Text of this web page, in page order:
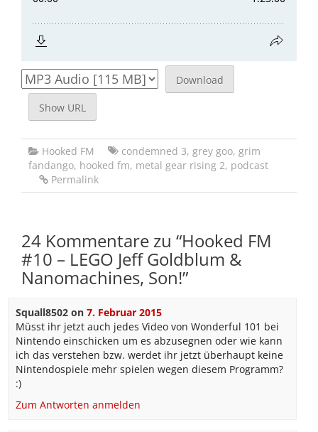
Download
Show URL
Hooked FM condemned 3, grey goo, grim
fandango, hooked fm, metal gear rising 2, podcast
Permalink
24 Kommentare zu “Hooked FM
#10 – LEGO Jeff Goldblum &
Nanomachines, Son!”
Squall8502on 7. Februar 2015
Müsst ihr jetzt auch jedes Video von Wonderful 101 bei
Nintendo einschicken um es abzusegnen oder wie kann
ich das verstehen bzw. werdet ihr jetzt überhaupt keine
Nintendospiele mehr spielen wegen diesem Programm?
:)
Zum Antworten anmelden